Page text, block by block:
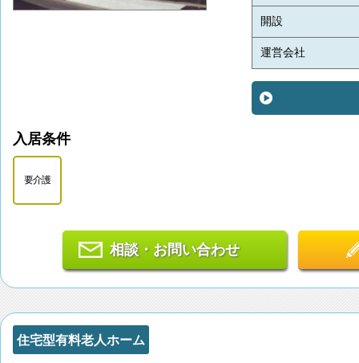
開設
運営会社
入居条件
要介護
相談・お問い合わせ
住宅型有料老人ホーム